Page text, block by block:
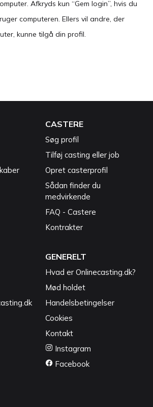
Afkryds kun “Gem login”, hvis du
computeren. Ellers vil andre, der
kunne tilgå din profil.
CASTERE
Søg profil
Tilføj casting eller job
Opret casterprofil
Sådan finder du
medvirkende
FAQ - Castere
Kontrakter
GENERELT
Hvad er Onlinecasting.dk?
Mød holdet
Handelsbetingelser
Cookies
Kontakt
Instagram
Facebook